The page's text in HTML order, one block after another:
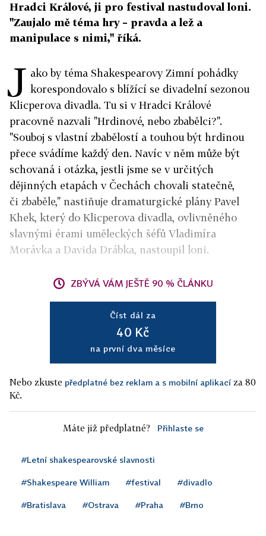
Hradci Králové, ji pro festival nastudoval loni.
"Zaujalo mě téma hry – pravda a lež a
manipulace s nimi," říká.
J ako by téma Shakespearovy Zimní pohádky
korespondovalo s blížící se divadelní sezonou
Klicperova divadla. Tu si v Hradci Králové
pracovně nazvali "Hrdinové, nebo zbabělci?".
"Souboj s vlastní zbabělostí a touhou být hrdinou
přece svádíme každý den. Navíc v něm může být
schovaná i otázka, jestli jsme se v určitých
dějinných etapách v Čechách chovali statečně,
či zbaběle," nastiňuje dramaturgické plány Pavel
Khek, který do Klicperova divadla, ovlivněného
slavnými érami uměleckých šéfů Vladimíra
Morávka a Davida Drábka, nastoupil loni.
ZBÝVÁ VÁM JEŠTĚ 90 % ČLÁNKU
Číst dál za
40 Kč
na první dva měsíce
Nebo zkuste předplatné bez reklam a s mobilní aplikací za 80
Kč.
Máte již předplatné? Přihlaste se
#Letní shakespearovské slavnosti
#Shakespeare William #festival #divadlo
#Bratislava #Ostrava #Praha #Brno